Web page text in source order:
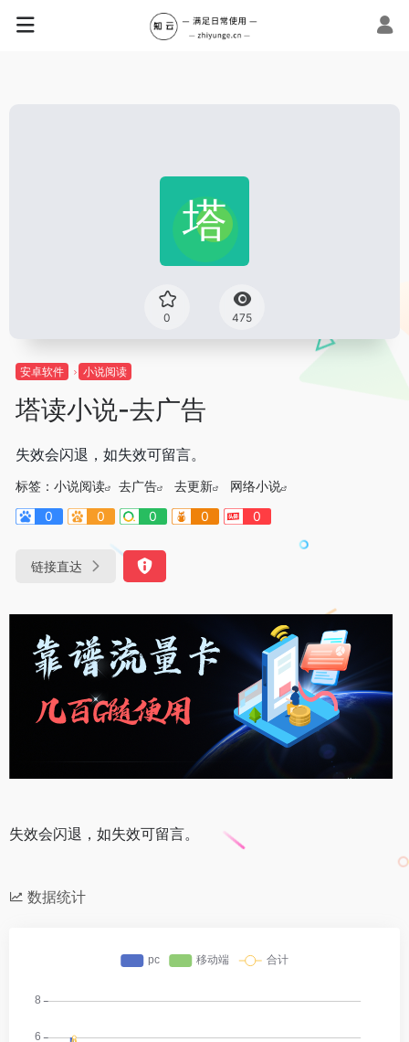
0 475
安卓软件 小说阅读
塔读小说-去广告
失效会闪退，如失效可留言。
标签： 小说阅读 去广告 去更新
网络小说
0
0 0 0 0
链接直达
失效会闪退，如失效可留言。
数据统计